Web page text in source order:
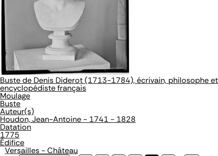
Buste de Denis Diderot (1713-1784), écrivain, philosophe et
encyclopédiste français
Moulage
Buste
Auteur(s)
Houdon, Jean-Antoine - 1741 - 1828
Datation
1775
Édifice
Versailles - Château